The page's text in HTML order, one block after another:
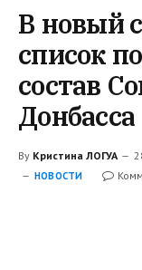
В новый
список
состав
Донбасса
By Кристина ЛОГУА
НОВОСТИ